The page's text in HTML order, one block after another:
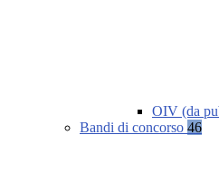
OIV (da
Bandi di concorso 46